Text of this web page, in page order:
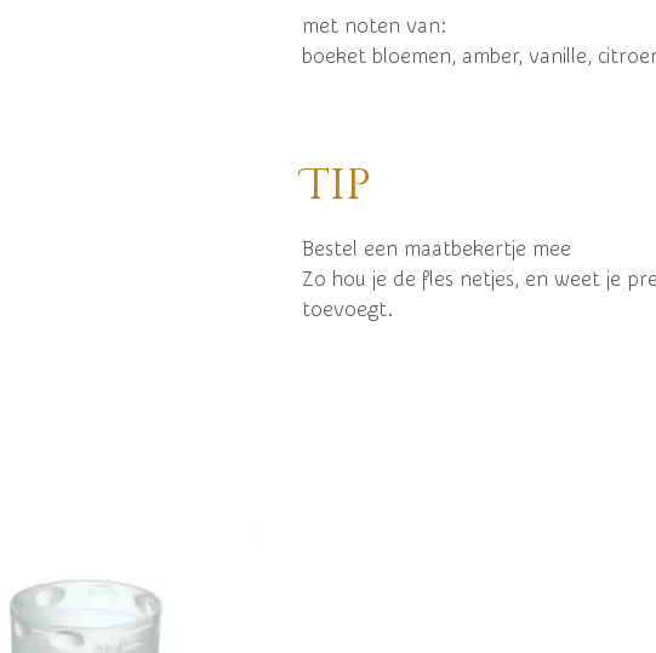
met noten van:
boeket bloemen, amber, vanille,
Tip
Bestel een maatbekertje mee
Zo hou je de fles netjes, en weet je
toevoegt.